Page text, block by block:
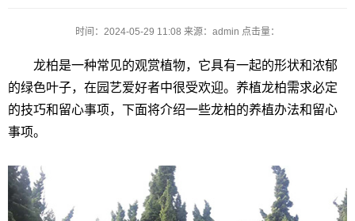
时间：2024-05-29 11:08 来源：admin 点击量：
龙柏是一种常见的观赏植物，它具有一起的形状和浓郁
的绿色叶子，在园艺爱好者中很受欢迎。养植龙柏需求必定
的技巧和留心事项，下面将介绍一些龙柏的养植办法和留心
事项。